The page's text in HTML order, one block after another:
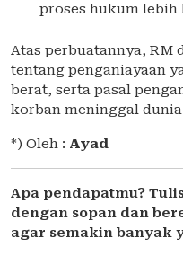
proses hukum lebih
Atas perbuatannya, RM
tentang penganiayaan
berat, serta pasal
korban meninggal
*) Oleh : Ayad
Apa pendapatmu?
dengan sopan dan
agar semakin banyak